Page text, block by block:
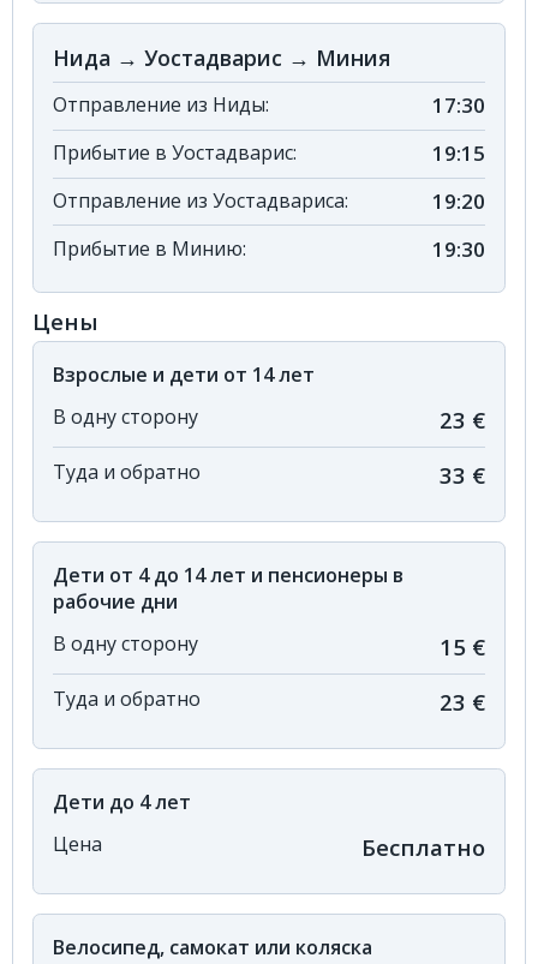
Нида → Уостадварис → Миния
Отправление из Ниды: 17:30
Прибытие в Уостадварис: 19:15
Отправление из Уостадвариса: 19:20
Прибытие в Минию: 19:30
Цены
Взрослые и дети от 14 лет
В одну сторону
23 €
Туда и обратно 33 €
Дети от 4 до 14 лет и пенсионеры в
рабочие дни
В одну сторону
15 €
Туда и обратно 23 €
Дети до 4 лет
Цена
Бесплатно
Велосипед, самокат или коляска